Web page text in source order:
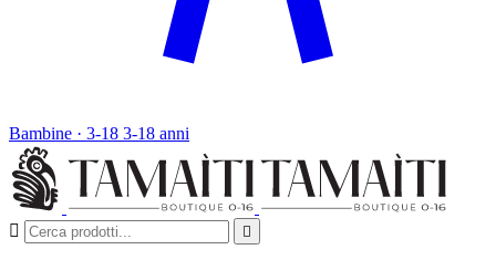
Bambine · 3-18 3-18 anni
 